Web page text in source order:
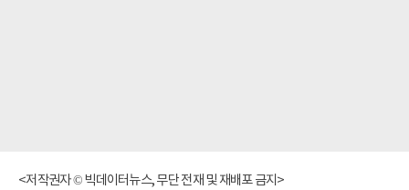
<저작권자 © 빅데이터뉴스, 무단 전재 및 재배포 금지>